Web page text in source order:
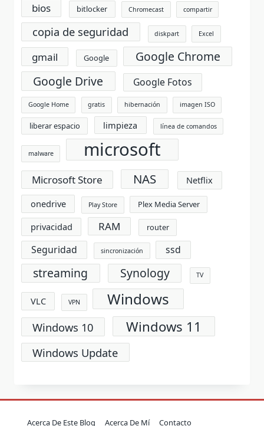
bios bitlocker Chromecast compartir
copia de seguridad diskpart Excel
gmail Google
Google Chrome
Google Drive
Google Fotos
Google Home gratis hibernación imagen ISO
liberar espacio limpieza línea de comandos
malware microsoft
Microsoft Store NAS
Netflix
onedrive
Play Store Plex Media Server
privacidad RAM router
Seguridad sincronización ssd
streaming Synology TV
VLC VPN Windows
Windows 10 Windows 11
Windows Update
Acerca De Este Blog Acerca De Mí Contacto